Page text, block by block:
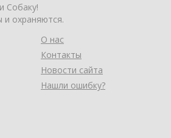
Собаку!
охраняются.
О нас
Контакты
Новости сайта
Нашли ошибку?